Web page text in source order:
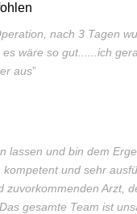
nach 3 Tagen
wäre so gut......ich
aus”
lassen und bin dem
und sehr
zuvorkommenden Arzt,
gesamte Team ist